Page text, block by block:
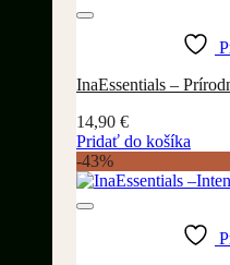
InaEssentials –
14,90 €
Pridať do košíka
-43%